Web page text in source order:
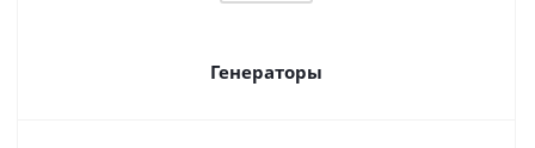
Генераторы